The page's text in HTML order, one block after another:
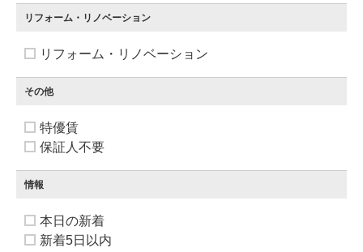
リフォーム・リノベーション
リフォーム・リノベーション
その他
特優賃
保証人不要
情報
本日の新着
新着5日以内